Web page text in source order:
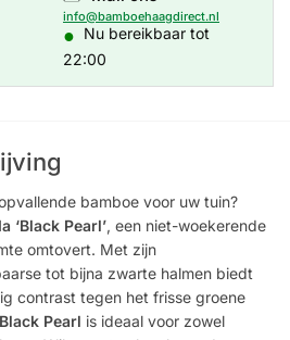
info@bamboehaagdirect.nl
● Nu bereikbaar tot
22:00
bamboe voor uw tuin?
‘Black Pearl’, een niet-woekerende
omtovert. Met zijn
tot bijna zwarte halmen biedt
contrast tegen het frisse groene
Pearl is ideaal voor zowel